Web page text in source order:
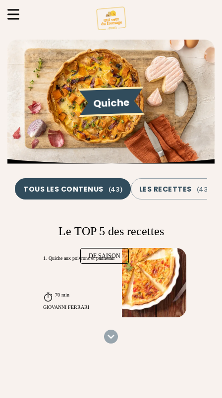
Quiche
TOUS LES CONTENUS (43) LES RECETTES (43
Le TOP 5 des recettes
DE SAISON
1. Quiche aux poivrons et parmesan
70 min
GIOVANNI FERRARI